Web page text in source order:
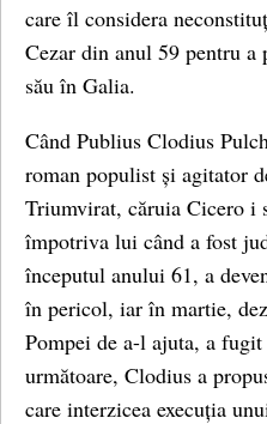
care îl considera
Cezar din anul 59 pentru
său în Galia.
Când Publius Clodius
roman populist și agitator
Triumvirat, căruia Cicero i
împotriva lui când a fost
începutul anului 61, a
în pericol, iar în martie,
Pompei de a-l ajuta, a
următoare, Clodius a
care interzicea execuția